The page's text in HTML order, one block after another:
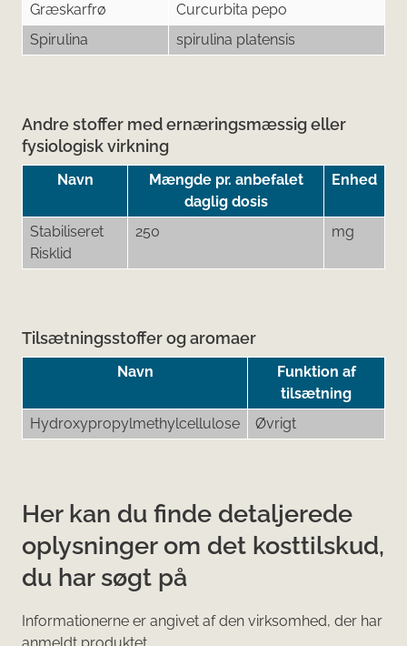
Græskarfrø
Curcurbita pepo
Spirulina
spirulina platensis
Andre stoffer med ernæringsmæssig eller
fysiologisk virkning
Navn
Mængde pr. anbefalet
daglig dosis
Enhed
Stabiliseret
Risklid
250 mg
Tilsætningsstoffer og aromaer
Navn
Funktion af
tilsætning
Hydroxypropylmethylcellulose
Øvrigt
Her kan du finde detaljerede
oplysninger om det kosttilskud,
du har søgt på
Informationerne er angivet af den virksomhed, der har
anmeldt produktet.